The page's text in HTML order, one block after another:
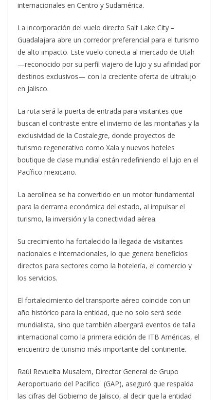
internacionales en Centro y Sudamérica.
La incorporación del vuelo directo Salt Lake City –
Guadalajara abre un corredor preferencial para el turismo
de alto impacto. Este vuelo conecta al mercado de Utah
—reconocido por su perfil viajero de lujo y su afinidad por
destinos exclusivos— con la creciente oferta de ultralujo
en Jalisco.
La ruta será la puerta de entrada para visitantes que
buscan el contraste entre el invierno de las montañas y la
exclusividad de la Costalegre, donde proyectos de
turismo regenerativo como Xala y nuevos hoteles
boutique de clase mundial están redefiniendo el lujo en el
Pacífico mexicano.
La aerolínea se ha convertido en un motor fundamental
para la derrama económica del estado, al impulsar el
turismo, la inversión y la conectividad aérea.
Su crecimiento ha fortalecido la llegada de visitantes
nacionales e internacionales, lo que genera beneficios
directos para sectores como la hotelería, el comercio y
los servicios.
El fortalecimiento del transporte aéreo coincide con un
año histórico para la entidad, que no solo será sede
mundialista, sino que también albergará eventos de talla
internacional como la primera edición de ITB Américas, el
encuentro de turismo más importante del continente.
Raúl Revuelta Musalem, Director General de Grupo
Aeroportuario del Pacífico (GAP), aseguró que respalda
las cifras del Gobierno de Jalisco, al decir que la entidad